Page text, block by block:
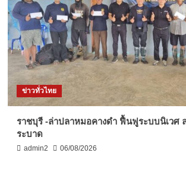
ข่าวทั่วไทย
ราชบุรี -ล่าปลาหมอคางดำ ฟื้นฟูระบบนิเวศ
ระบาด
admin2 06/08/2026